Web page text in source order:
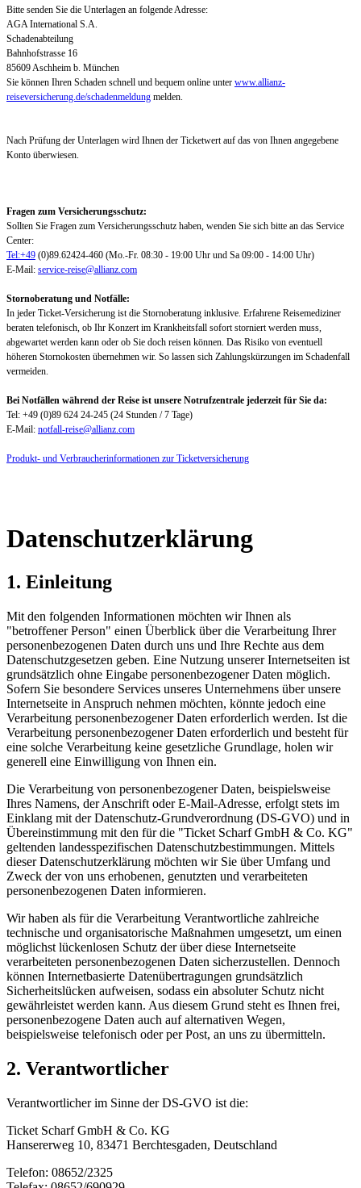
Bitte senden Sie die Unterlagen an folgende Adresse:
AGA International S.A.
Schadenabteilung
Bahnhofstrasse 16
85609 Aschheim b. München
Sie können Ihren Schaden schnell und bequem online unter www.allianz-
reiseversicherung.de/schadenmeldung melden.
Nach Prüfung der Unterlagen wird Ihnen der Ticketwert auf das von Ihnen angegebene
Konto überwiesen.
Fragen zum Versicherungsschutz:
Sollten Sie Fragen zum Versicherungsschutz haben, wenden Sie sich bitte an das Service
Center:
Tel:+49 (0)89.62424-460 (Mo.-Fr. 08:30 - 19:00 Uhr und Sa 09:00 - 14:00 Uhr)
E-Mail: service-reise@allianz.com
Stornoberatung und Notfälle:
In jeder Ticket-Versicherung ist die Stornoberatung inklusive. Erfahrene Reisemediziner
beraten telefonisch, ob Ihr Konzert im Krankheitsfall sofort storniert werden muss,
abgewartet werden kann oder ob Sie doch reisen können. Das Risiko von eventuell
höheren Stornokosten übernehmen wir. So lassen sich Zahlungskürzungen im Schadenfall
vermeiden.
Bei Notfällen während der Reise ist unsere Notrufzentrale jederzeit für Sie da:
Tel: +49 (0)89 624 24-245 (24 Stunden / 7 Tage)
E-Mail: notfall-reise@allianz.com
Produkt- und Verbraucherinformationen zur Ticketversicherung
Datenschutzerklärung
1. Einleitung
Mit den folgenden Informationen möchten wir Ihnen als
"betroffener Person" einen Überblick über die Verarbeitung Ihrer
personenbezogenen Daten durch uns und Ihre Rechte aus dem
Datenschutzgesetzen geben. Eine Nutzung unserer Internetseiten ist
grundsätzlich ohne Eingabe personenbezogener Daten möglich.
Sofern Sie besondere Services unseres Unternehmens über unsere
Internetseite in Anspruch nehmen möchten, könnte jedoch eine
Verarbeitung personenbezogener Daten erforderlich werden. Ist die
Verarbeitung personenbezogener Daten erforderlich und besteht für
eine solche Verarbeitung keine gesetzliche Grundlage, holen wir
generell eine Einwilligung von Ihnen ein.
Die Verarbeitung von personenbezogener Daten, beispielsweise
Ihres Namens, der Anschrift oder E-Mail-Adresse, erfolgt stets im
Einklang mit der Datenschutz-Grundverordnung (DS-GVO) und in
Übereinstimmung mit den für die "Ticket Scharf GmbH & Co. KG"
geltenden landesspezifischen Datenschutzbestimmungen. Mittels
dieser Datenschutzerklärung möchten wir Sie über Umfang und
Zweck der von uns erhobenen, genutzten und verarbeiteten
personenbezogenen Daten informieren.
Wir haben als für die Verarbeitung Verantwortliche zahlreiche
technische und organisatorische Maßnahmen umgesetzt, um einen
möglichst lückenlosen Schutz der über diese Internetseite
verarbeiteten personenbezogenen Daten sicherzustellen. Dennoch
können Internetbasierte Datenübertragungen grundsätzlich
Sicherheitslücken aufweisen, sodass ein absoluter Schutz nicht
gewährleistet werden kann. Aus diesem Grund steht es Ihnen frei,
personenbezogene Daten auch auf alternativen Wegen,
beispielsweise telefonisch oder per Post, an uns zu übermitteln.
2. Verantwortlicher
Verantwortlicher im Sinne der DS-GVO ist die:
Ticket Scharf GmbH & Co. KG
Hansererweg 10, 83471 Berchtesgaden, Deutschland
Telefon: 08652/2325